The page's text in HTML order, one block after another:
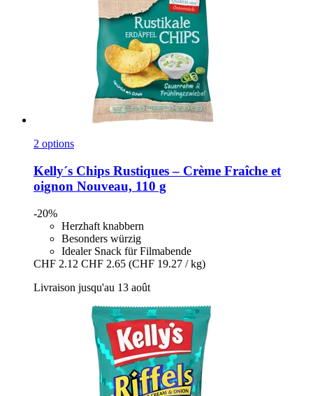
2 options
Kelly´s Chips Rustiques – Crème Fraîche et
oignon Nouveau, 110 g
-20%
Herzhaft knabbern
Besonders würzig
Idealer Snack für Filmabende
CHF 2.12 CHF 2.65 (CHF 19.27 / kg)
Livraison jusqu'au 13 août